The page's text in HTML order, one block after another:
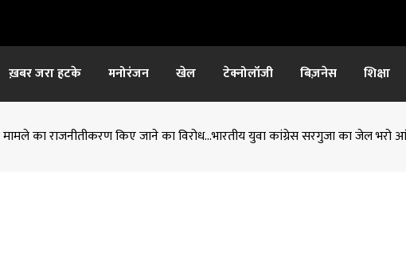
ख़बर जरा हटके मनोरंजन खेल टेक्नोलॉजी बिज़नेस शिक्षा
मामले का राजनीतीकरण किए जाने का विरोध…भारतीय युवा कांग्रेस सरगुजा का जेल भरो